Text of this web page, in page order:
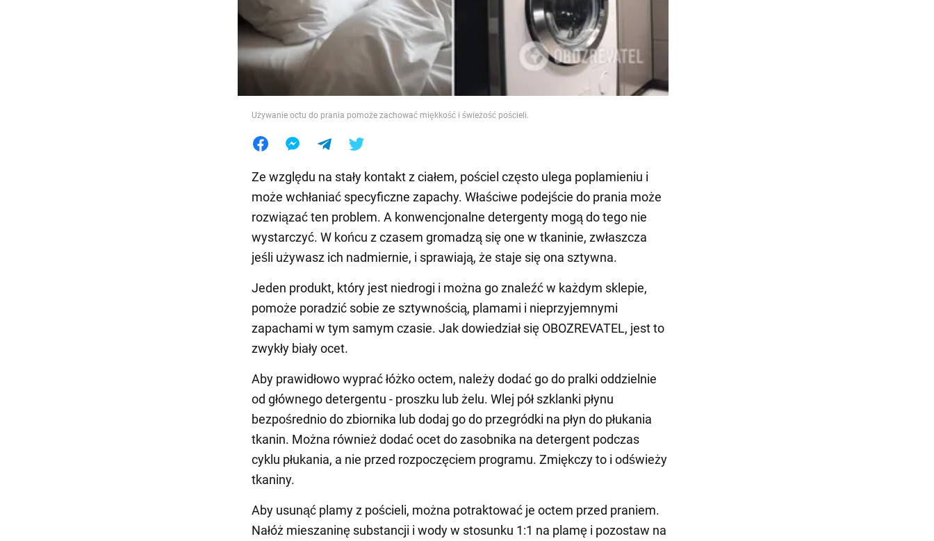
Jedzenie
Używanie octu do prania pomoże zachować miękkość i świeżość pościeli.
Ze względu na stały kontakt z ciałem, pościel często ulega poplamieniu i
może wchłaniać specyficzne zapachy. Właściwe podejście do prania może
rozwiązać ten problem. A konwencjonalne detergenty mogą do tego nie
wystarczyć. W końcu z czasem gromadzą się one w tkaninie, zwłaszcza
jeśli używasz ich nadmiernie, i sprawiają, że staje się ona sztywna.
Jeden produkt, który jest niedrogi i można go znaleźć w każdym sklepie,
pomoże poradzić sobie ze sztywnością, plamami i nieprzyjemnymi
zapachami w tym samym czasie. Jak dowiedział się OBOZREVATEL, jest to
zwykły biały ocet.
Aby prawidłowo wyprać łóżko octem, należy dodać go do pralki oddzielnie
od głównego detergentu - proszku lub żelu. Wlej pół szklanki płynu
bezpośrednio do zbiornika lub dodaj go do przegródki na płyn do płukania
tkanin. Można również dodać ocet do zasobnika na detergent podczas
cyklu płukania, a nie przed rozpoczęciem programu. Zmiękczy to i odświeży
tkaniny.
Aby usunąć plamy z pościeli, można potraktować je octem przed praniem.
Nałóż mieszaninę substancji i wody w stosunku 1:1 na plamę i pozostaw na